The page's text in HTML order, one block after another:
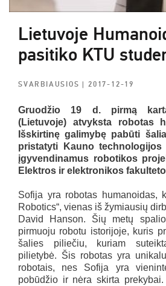
Lietuvoje
pasitiko KTU
SVARBIAUSIOS | 2017-12-19
Gruodžio 19 d. pirmą
(Lietuvoje) atvyksta robotas
Išskirtinę galimybę pabūti
pristatyti Kauno technologijos
įgyvendinamus robotikos
Elektros ir elektronikos
Sofija yra robotas humanoidas,
Robotics“, vienas iš žymiausių
David Hanson. Šių metų
pirmuoju robotu istorijoje, kuris
šalies piliečiu, kuriam
pilietybė. Šis robotas yra
robotais, nes Sofija yra
pobūdžio ir nėra skirta